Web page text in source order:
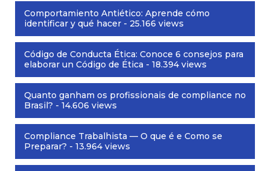
Comportamiento Antiético: Aprende cómo
identificar y qué hacer - 25.166 views
Código de Conducta Ética: Conoce 6 consejos para
elaborar un Código de Ética - 18.394 views
Quanto ganham os profissionais de compliance no
Brasil? - 14.606 views
Compliance Trabalhista — O que é e Como se
Preparar? - 13.964 views